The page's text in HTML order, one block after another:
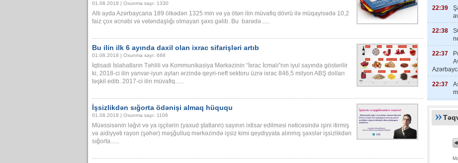
01.08.2018 | Oxunma sayı: 1330
Altı ayda Azərbaycana 189 ölkədən 1325 min və ya ötən ilin müvafiq dövrü ilə müqayisədə 10,2
faiz çox əcnəbi və vətəndaşlığı olmayan şəxs gəlib. Bu barədə......
Bu ilin ilk 6 ayında daxil olan ixrac sifarişləri artıb
01.08.2018 | Oxunma sayı: 688
İqtisadi İslahatların Təhlili və Kommunikasiya Mərkəzinin “İxrac İcmalı”nın iyul sayında göstərilir
ki, 2018-ci ilin yanvar-iyun ayları ərzində qeyri-neft sektoru üzrə ixrac 846,5 milyon ABŞ dolları
təşkil edib. 2017-ci ilin müvafiq......
İşsizlikdən sığorta ödənişi almaq hüququ
01.08.2018 | Oxunma sayı: 1106
Müəssisənin ləğvi və ya işçilərin (yaxud ştatların) sayının ixtisar edilməsi nəticəsində işini itirmiş
və aidiyyəti rayon (şəhər) məşğulluq mərkəzində işsiz kimi qeydiyyata alınmış şəxslər işsizlikdən
sığorta......
22:39
22:38
22:37
22:37